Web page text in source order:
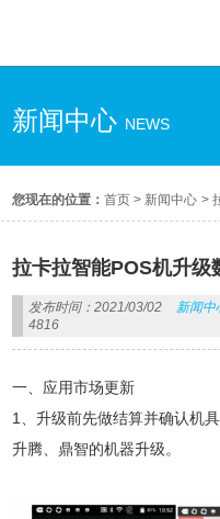
新闻中心 NEWS
您现在的位置：首页 > 新闻中心 >
拉卡拉智能POS机升级
发布时间：2021/03/02 新闻中
4816
一、应用市场更新
1、升级前先做结算并确认机
升腾、鼎智的机器升级。